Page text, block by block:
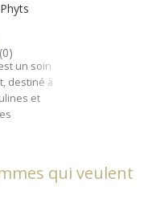
(0)
un soin
destiné à
et
qui veulent